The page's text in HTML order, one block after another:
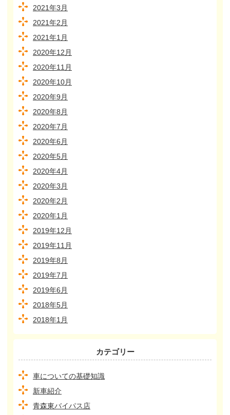
2021年3月
2021年2月
2021年1月
2020年12月
2020年11月
2020年10月
2020年9月
2020年8月
2020年7月
2020年6月
2020年5月
2020年4月
2020年3月
2020年2月
2020年1月
2019年12月
2019年11月
2019年8月
2019年7月
2019年6月
2018年5月
2018年1月
カテゴリー
車についての基礎知識
新車紹介
青森東バイパス店